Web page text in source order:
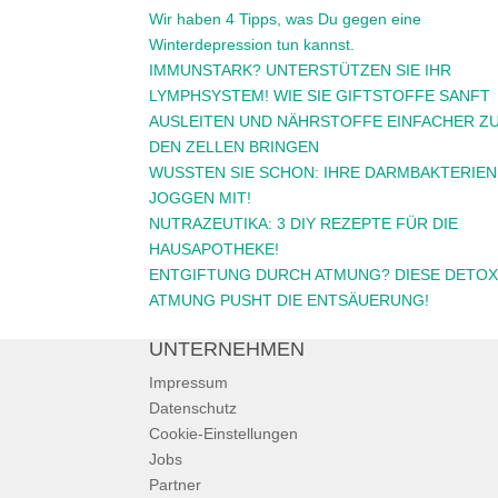
Wir haben 4 Tipps, was Du gegen eine
Winterdepression tun kannst.
IMMUNSTARK? UNTERSTÜTZEN SIE IHR
LYMPHSYSTEM! WIE SIE GIFTSTOFFE SANFT
AUSLEITEN UND NÄHRSTOFFE EINFACHER
DEN ZELLEN BRINGEN
WUSSTEN SIE SCHON: IHRE DARMBAKTERIEN
JOGGEN MIT!
NUTRAZEUTIKA: 3 DIY REZEPTE FÜR DIE
HAUSAPOTHEKE!
ENTGIFTUNG DURCH ATMUNG? DIESE
ATMUNG PUSHT DIE ENTSÄUERUNG!
UNTERNEHMEN
Impressum
Datenschutz
Cookie-Einstellungen
Jobs
Partner